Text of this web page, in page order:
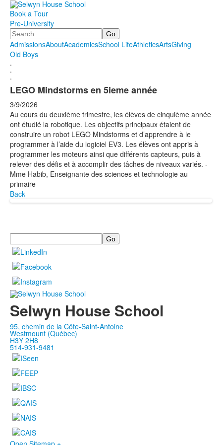
Book a Tour
Pre-University
Search
AdmissionsAboutAcademicsSchool LifeAthleticsArtsGiving
Old Boys
.
.
.
LEGO Mindstorms en 5ieme année
3/9/2026
Au cours du deuxième trimestre, les élèves de cinquième année
ont étudié la robotique. Les objectifs principaux étaient de
construire un robot LEGO Mindstorms et d’apprendre à le
programmer à l’aide du logiciel EV3. Les élèves ont appris à
programmer les moteurs ainsi que différents capteurs, puis à
relever des défis et à accomplir des tâches de niveaux variés. -
Mme Habib, Enseignante des sciences et technologie au
primaire
Back
Search
Selwyn House School
95, chemin de la Côte-Saint-Antoine
Westmount (Québec)
H3Y 2H8
514-931-9481